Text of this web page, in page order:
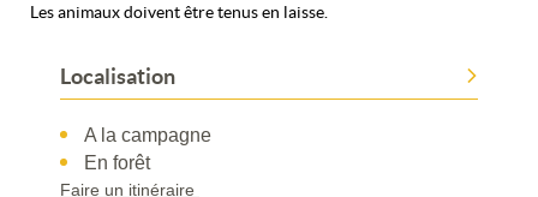
Les animaux doivent être tenus en laisse.
Localisation
A la campagne
En forêt
Faire un itinéraire